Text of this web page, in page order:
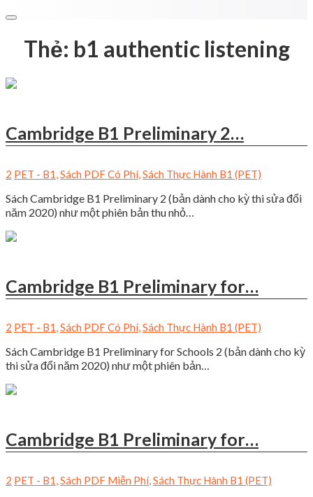
Thẻ: b1 authentic listening
Cambridge B1 Preliminary 2…
2 PET - B1,Sách PDF Có Phí,Sách Thực Hành B1 (PET)
Sách Cambridge B1 Preliminary 2 (bản dành cho kỳ thi sửa đổi
năm 2020) như một phiên bản thu nhỏ…
Cambridge B1 Preliminary for…
2 PET - B1,Sách PDF Có Phí,Sách Thực Hành B1 (PET)
Sách Cambridge B1 Preliminary for Schools 2 (bản dành cho kỳ
thi sửa đổi năm 2020) như một phiên bản…
Cambridge B1 Preliminary for…
2 PET - B1,Sách PDF Miễn Phí,Sách Thực Hành B1 (PET)